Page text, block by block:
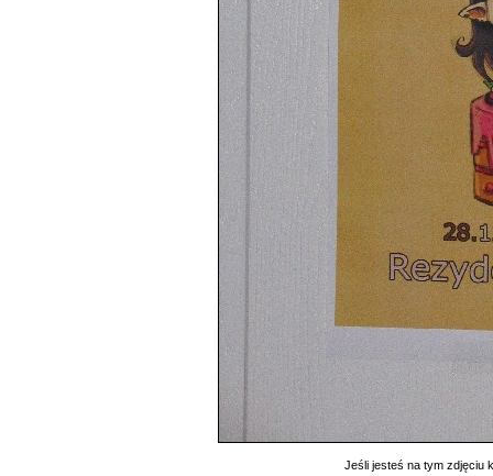
Jeśli jesteś na tym zdjęciu